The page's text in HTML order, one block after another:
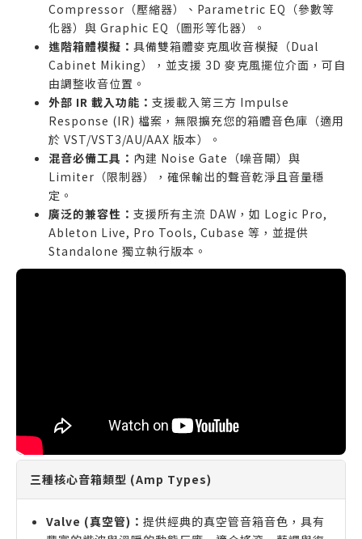
Compressor（壓縮器）、Parametric EQ（參數等
化器）與 Graphic EQ（圖形等化器）。
進階箱體模擬： 具備雙箱體麥克風收音模擬（Dual
Cabinet Miking），並支援 3D 麥克風擺位介面，可自
由調整收音位置。
外部 IR 載入功能： 支援載入第三方 Impulse
Response (IR) 檔案，無限擴充您的箱體音色庫（適用
於 VST/VST3/AU/AAX 版本）。
混音必備工具： 內建 Noise Gate（噪音閘）與
Limiter（限制器），確保輸出的聲音乾淨且音量穩
定。
廣泛的兼容性： 支援所有主流 DAW，如 Logic Pro,
Ableton Live, Pro Tools, Cubase 等，並提供
Standalone 獨立執行版本。
三種核心音箱類型 (Amp Types)
Valve (真空管)： 提供經典的真空管音箱音色，具有